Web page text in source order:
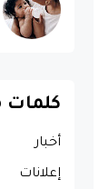
كلمات
أخبار
إعلانات